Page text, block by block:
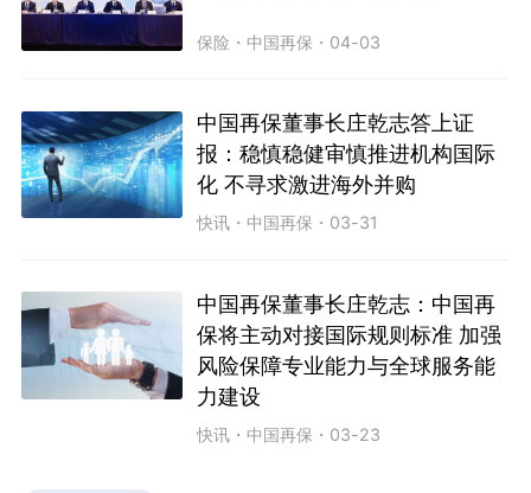
保险 ・ 中国再保 ・ 04-03
中国再保董事长庄乾志答上证
报：稳慎稳健审慎推进机构国际
化 不寻求激进海外并购
快讯 ・ 中国再保 ・ 03-31
中国再保董事长庄乾志：中国再
保将主动对接国际规则标准 加强
风险保障专业能力与全球服务能
力建设
快讯 ・ 中国再保 ・ 03-23